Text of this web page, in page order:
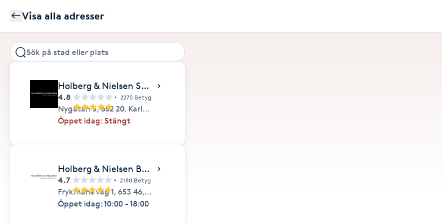
Visa alla adresser
Holberg & Nielsen SHUUEMURA HAGA
4.8 2270 Betyg
Nygatan 5,652 20, Karlstad
Öppet idag: Stängt
Holberg & Nielsen BERGVIK
4.7 2180 Betyg
Frykmans väg 1, 653 46, Karlstad
Öppet idag: 10:00 - 18:00